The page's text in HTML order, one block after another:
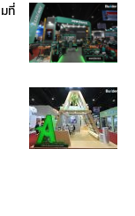
ที่